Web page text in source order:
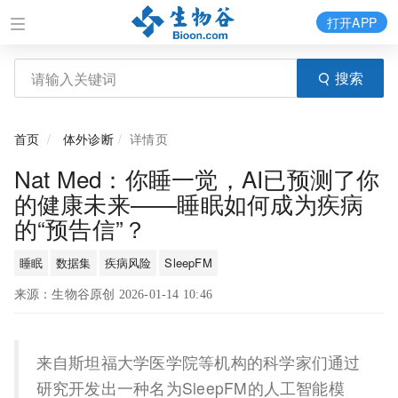
搜索
打开APP
首页 体外诊断 详情页
Nat Med：你睡一觉，AI已预测了你
的健康未来——睡眠如何成为疾病
的“预告信”？
睡眠 数据集 疾病风险 SleepFM
来源：生物谷原创 2026-01-14 10:46
来自斯坦福大学医学院等机构的科学家们通过
研究开发出一种名为SleepFM的人工智能模